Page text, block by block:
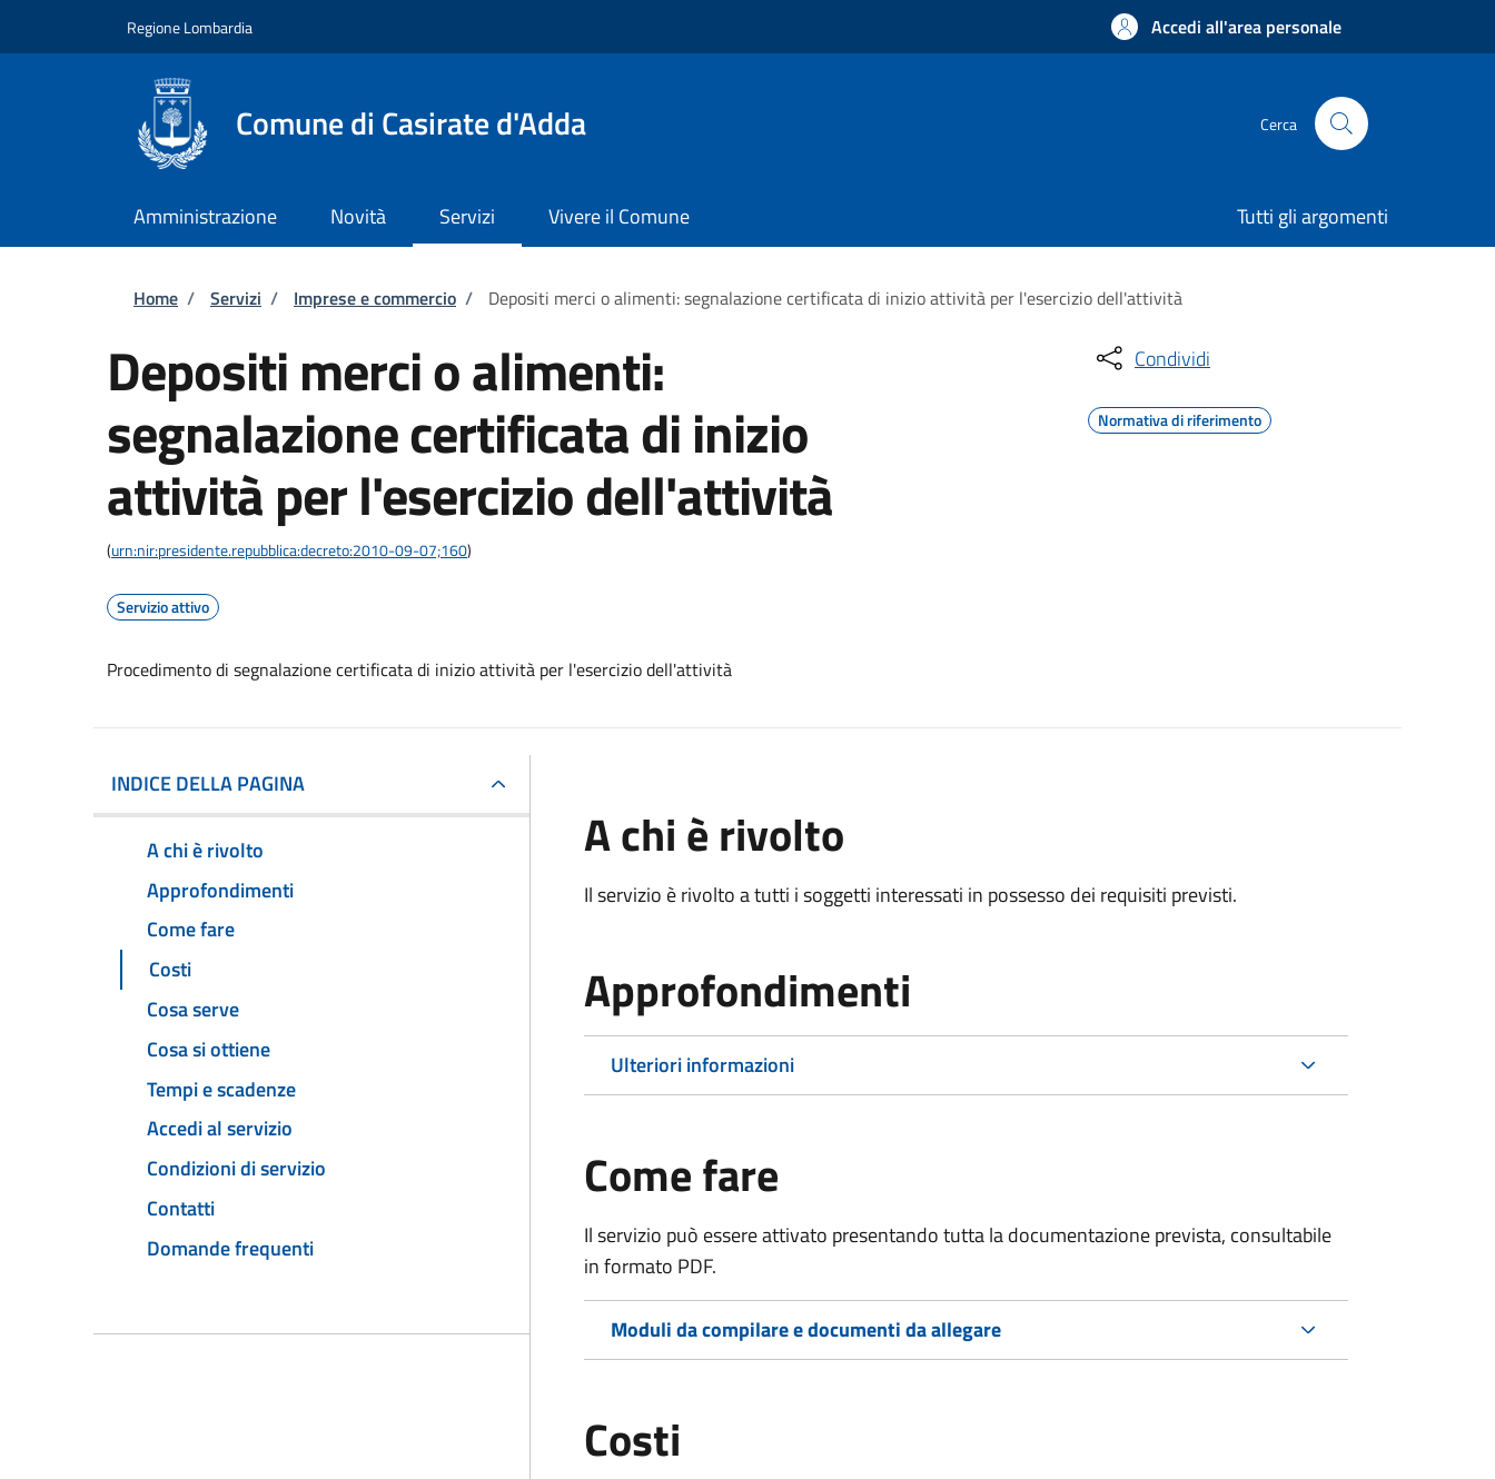
Regione Lombardia Accedi all'area personale
Comune di Casirate d'Adda Cerca
Amministrazione Novità Servizi Vivere il Comune Tutti gli argomenti
Briciole di pane
Home / Servizi / Imprese e commercio / Depositi merci o alimenti: segnalazione certificata di inizio attività per l'esercizio dell'attività
Depositi merci o alimenti:
segnalazione certificata di inizio
attività per l'esercizio dell'attività
(urn:nir:presidente.repubblica:decreto:2010-09-07;160)
Servizio attivo
Procedimento di segnalazione certificata di inizio attività per l'esercizio dell'attività
Condividi
Normativa di riferimento
INDICE DELLA PAGINA
A chi è rivolto
Approfondimenti
Come fare
Costi
Cosa serve
Cosa si ottiene
Tempi e scadenze
Accedi al servizio
Condizioni di servizio
Contatti
Domande frequenti
A chi è rivolto
Il servizio è rivolto a tutti i soggetti interessati in possesso dei requisiti previsti.
Approfondimenti
Ulteriori informazioni
Come fare
Il servizio può essere attivato presentando tutta la documentazione prevista, consultabile
in formato PDF.
Moduli da compilare e documenti da allegare
Costi